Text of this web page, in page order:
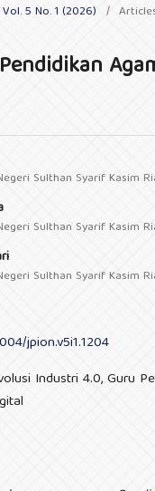
Vol. 5 No. 1 (2026) /
Sulthan Syarif Kasim
Sulthan Syarif Kasim
Sulthan Syarif Kasim
jpion.v5i1.1204
Industri 4.0, Guru